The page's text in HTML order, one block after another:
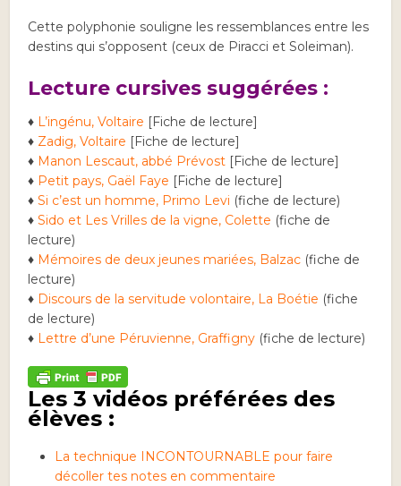
Cette polyphonie souligne les ressemblances entre les
destins qui s’opposent (ceux de Piracci et Soleiman).
Lecture cursives suggérées :
♦ L’ingénu, Voltaire [Fiche de lecture]
♦ Zadig, Voltaire [Fiche de lecture]
♦ Manon Lescaut, abbé Prévost [Fiche de lecture]
♦ Petit pays, Gaël Faye [Fiche de lecture]
♦Si c’est un homme, Primo Levi (fiche de lecture)
♦Sido et Les Vrilles de la vigne, Colette (fiche de
lecture)
♦ Mémoires de deux jeunes mariées, Balzac (fiche de
lecture)
♦ Discours de la servitude volontaire, La Boétie (fiche
de lecture)
♦ Lettre d’une Péruvienne, Graffigny (fiche de lecture)
Les 3 vidéos préférées des
élèves :
La technique INCONTOURNABLE pour faire
décoller tes notes en commentaire